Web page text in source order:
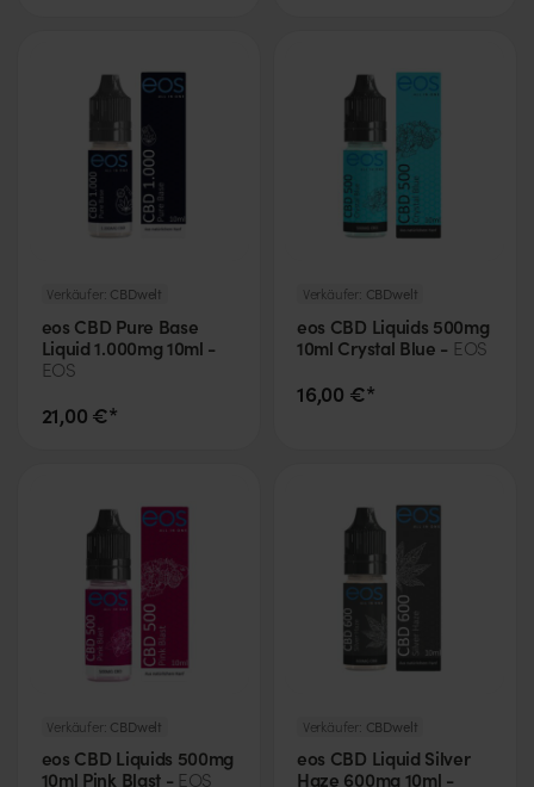
Verkäufer: CBDwelt
eos CBD Pure Base
Liquid 1.000mg 10ml -
EOS
21,00 €*
Verkäufer: CBDwelt
eos CBD Liquids 500mg
10ml Crystal Blue - EOS
16,00 €*
Verkäufer: CBDwelt
eos CBD Liquids 500mg
10ml Pink Blast - EOS
Verkäufer: CBDwelt
eos CBD Liquid Silver
Haze 600mg 10ml -